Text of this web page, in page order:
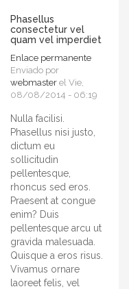
Phasellus
consectetur vel
quam vel imperdiet
Enlace permanente
Enviado por
webmaster el Vie,
08/08/2014 - 06:19
Nulla facilisi.
Phasellus nisi justo,
dictum eu
sollicitudin
pellentesque,
rhoncus sed eros.
Praesent at congue
enim? Duis
pellentesque arcu ut
gravida malesuada.
Quisque a eros risus.
Vivamus ornare
laoreet felis, vel